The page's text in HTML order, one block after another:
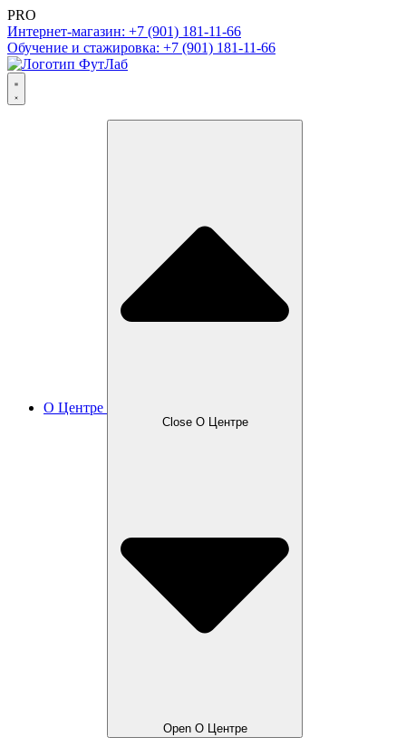
PRO
Интернет-магазин: +7 (901) 181-11-66
Обучение и стажировка: +7 (901) 181-11-66
О Центре
Close О Центре
Open О Центре